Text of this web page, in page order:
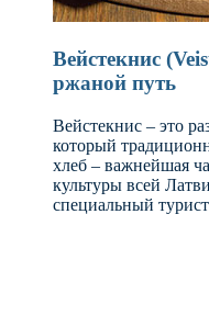
Вейстекнис
ржаной путь
Вейстекнис – это
который
хлеб – важнейшая
культуры всей
специальный